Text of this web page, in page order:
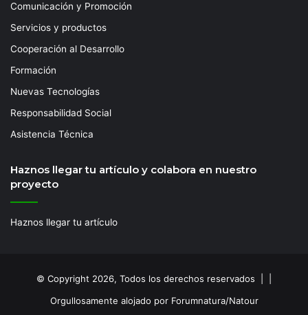
Comunicación y Promoción
Servicios y productos
Cooperación al Desarrollo
Formación
Nuevas Tecnologías
Responsabilidad Social
Asistencia Técnica
Haznos llegar tu artículo y colabora en nuestro
proyecto
Haznos llegar tu artículo
© Copyright 2026, Todos los derechos reservados | |
Orgullosamente alojado por Forumnatura/Natour